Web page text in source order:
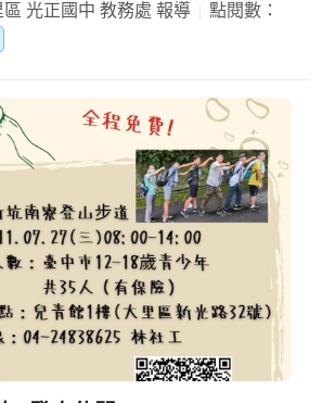
區 光正國中 教務處 報導
點閱數：